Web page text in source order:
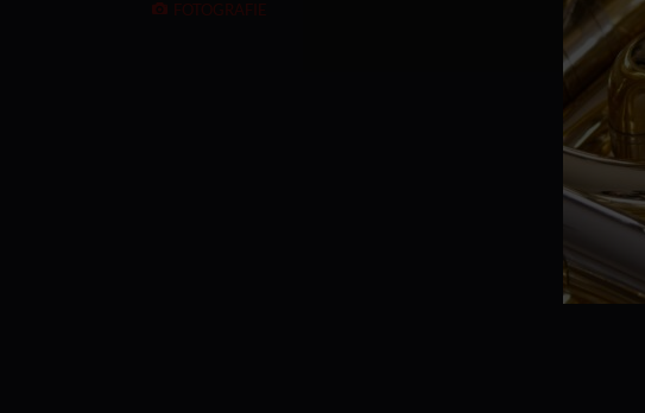
FOTOGRAFIE